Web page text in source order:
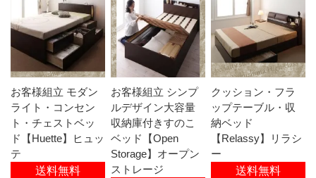
お客様組立 モダン
ライト・コンセン
ト・チェストベッ
ド【Huette】ヒュッ
送料無料
お客様組立 シンプ
ルデザイン大容量
収納庫付きすのこ
ベッド【Open
Storage】オープン
クッション・フラ
ップテーブル・収
納ベッド
【Relassy】リラシ
送料無料